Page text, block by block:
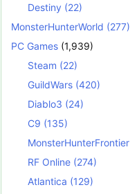
Destiny (22)
MonsterHunterWorld (277)
PC Games (1,939)
Steam (22)
GuildWars (420)
Diablo3 (24)
C9 (135)
MonsterHunterFrontier
RF Online (274)
Atlantica (129)